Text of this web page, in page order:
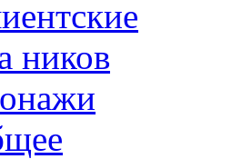
ников